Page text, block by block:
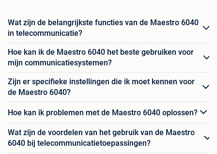
Wat zijn de belangrijkste functies van de Maestro 6040
in telecommunicatie?
Hoe kan ik de Maestro 6040 het beste gebruiken voor
mijn communicatiesystemen?
Zijn er specifieke instellingen die ik moet kennen voor
de Maestro 6040?
Hoe kan ik problemen met de Maestro 6040 oplossen?
Wat zijn de voordelen van het gebruik van de Maestro
6040 bij telecommunicatietoepassingen?